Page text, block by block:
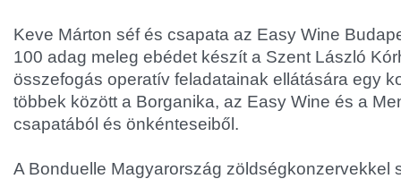
Keve Márton séf és csapata az Easy Wine
100 adag meleg ebédet készít a Szent László
összefogás operatív feladatainak ellátására egy
többek között a Borganika, az Easy Wine és a
csapatából és önkénteseiből.
A Bonduelle Magyarország zöldségkonzervekkel